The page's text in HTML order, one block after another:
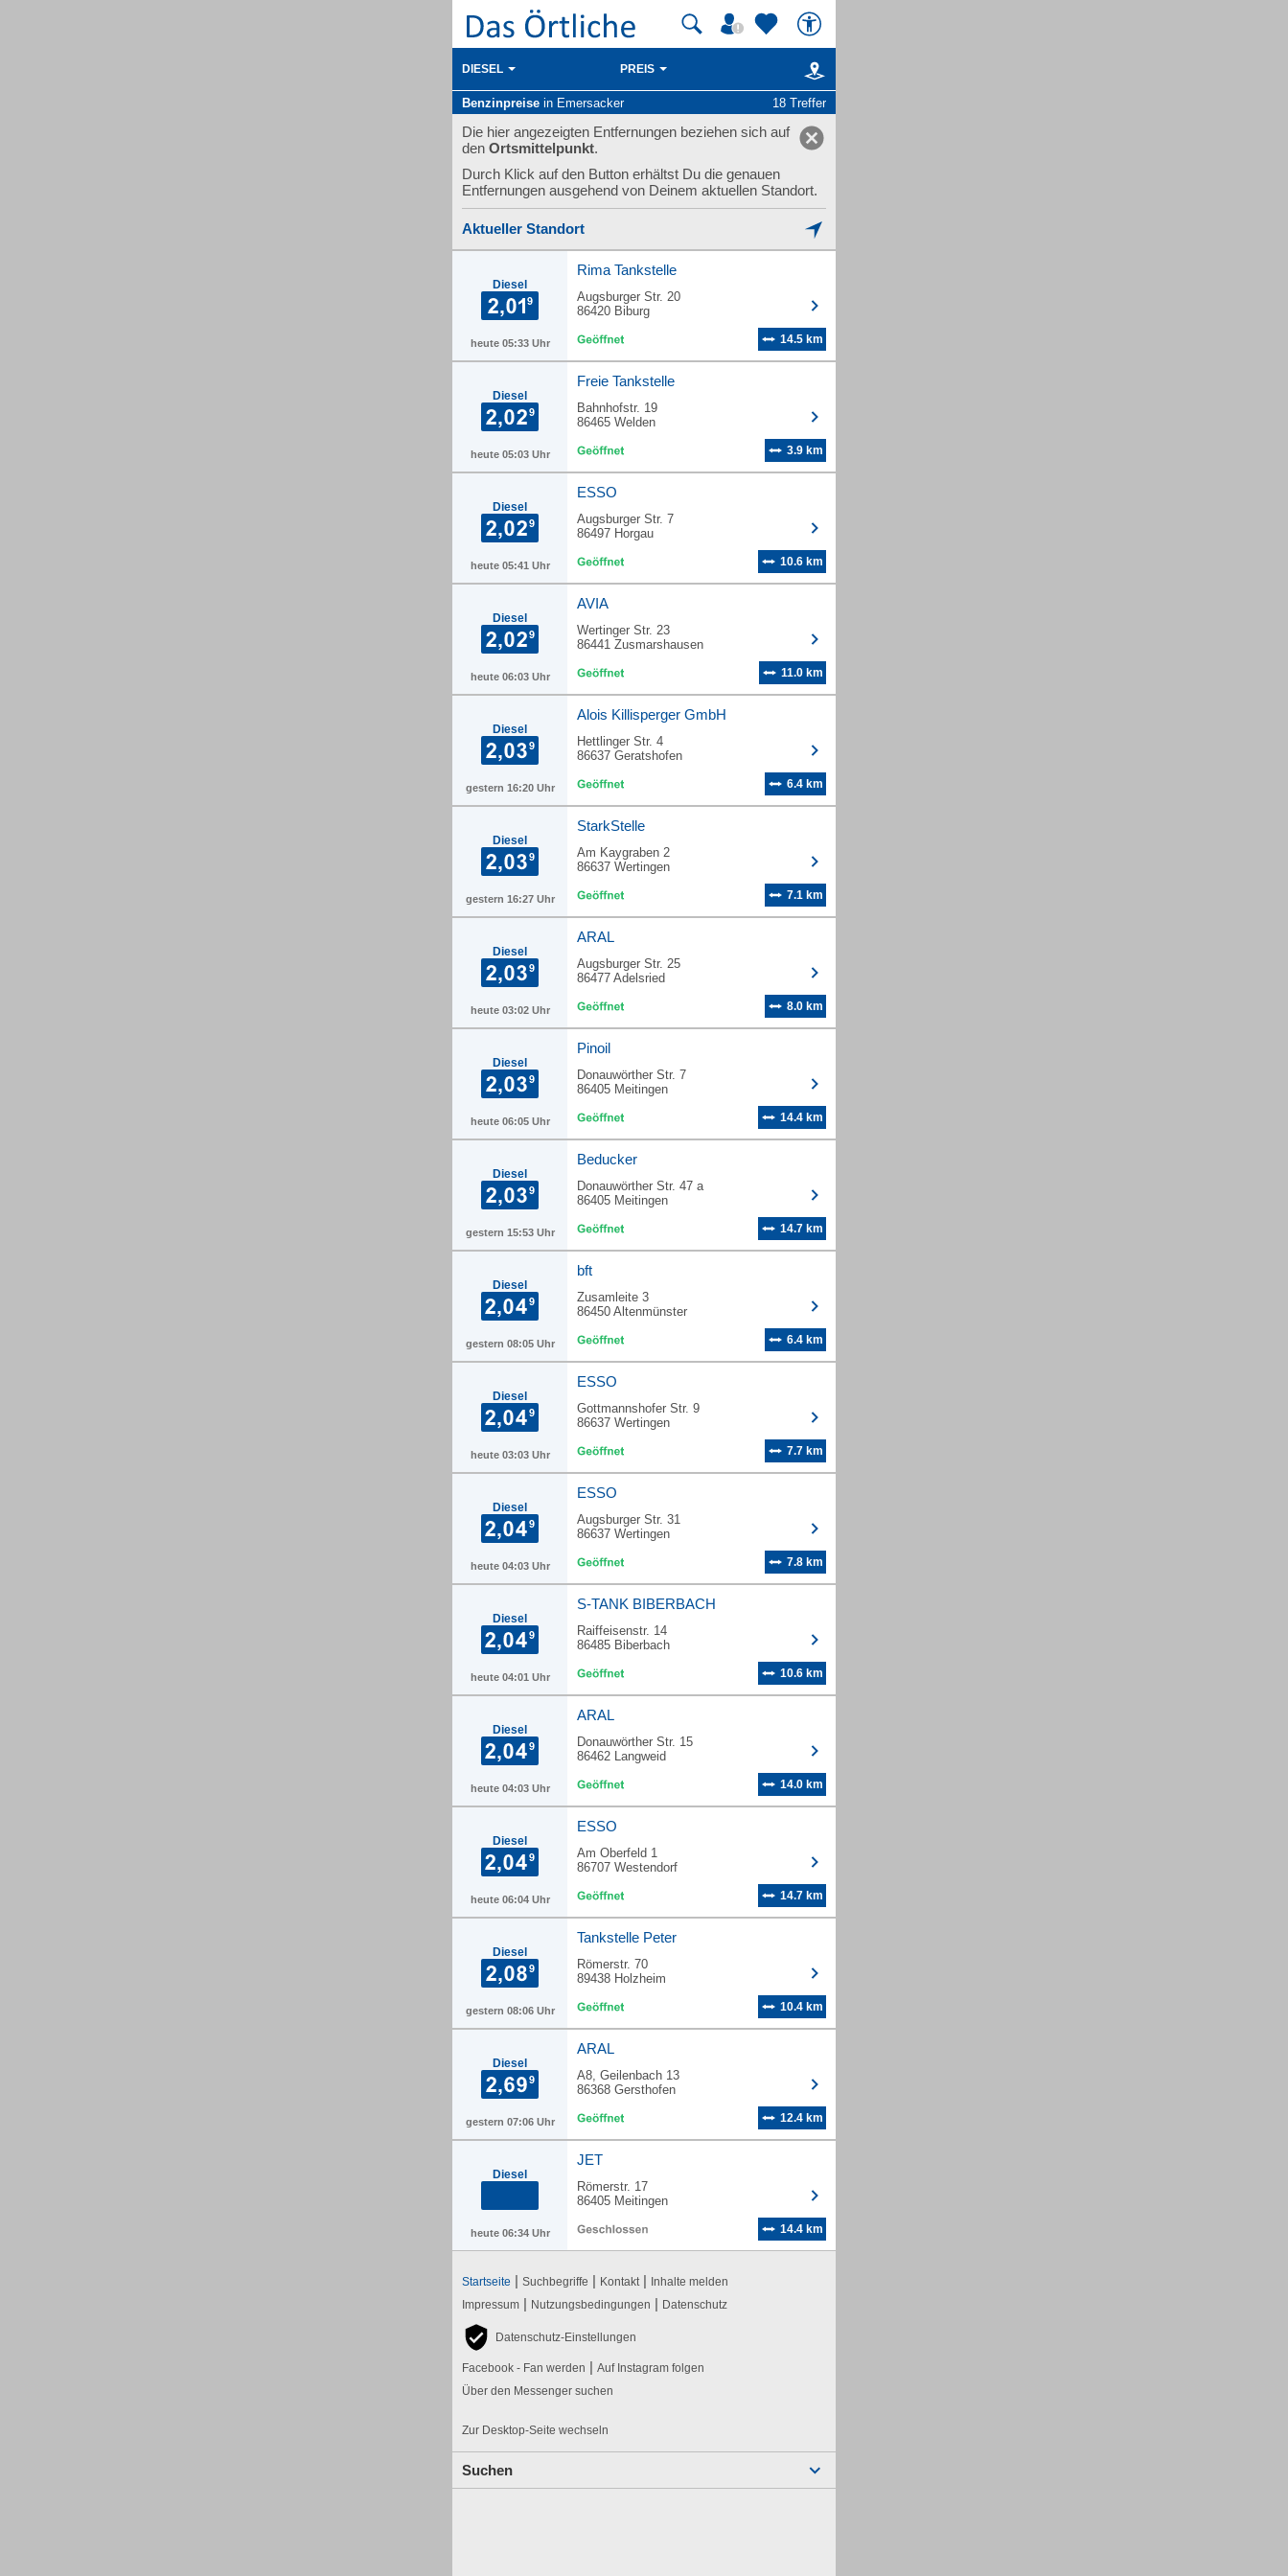
DIESEL PREIS
Benzinpreise in Emersacker 18 Treffer
Die hier angezeigten Entfernungen beziehen sich auf
den Ortsmittelpunkt.
Durch Klick auf den Button erhältst Du die genauen
Entfernungen ausgehend von Deinem aktuellen Standort.
Aktueller Standort
Diesel
heute 05:33 Uhr
Rima Tankstelle
Augsburger Str. 20
86420 Biburg
14.5 km
Diesel
heute 05:03 Uhr
Freie Tankstelle
Bahnhofstr. 19
86465 Welden
3.9 km
Diesel
heute 05:41 Uhr
ESSO
Augsburger Str. 7
86497 Horgau
10.6 km
Diesel
heute 06:03 Uhr
AVIA
Wertinger Str. 23
86441 Zusmarshausen
11.0 km
Diesel
gestern 16:20 Uhr
Alois Killisperger GmbH
Hettlinger Str. 4
86637 Geratshofen
6.4 km
Diesel
gestern 16:27 Uhr
StarkStelle
Am Kaygraben 2
86637 Wertingen
7.1 km
Diesel
heute 03:02 Uhr
ARAL
Augsburger Str. 25
86477 Adelsried
8.0 km
Diesel
heute 06:05 Uhr
Pinoil
Donauwörther Str. 7
86405 Meitingen
14.4 km
Diesel
gestern 15:53 Uhr
Beducker
Donauwörther Str. 47 a
86405 Meitingen
14.7 km
Diesel
gestern 08:05 Uhr
bft
Zusamleite 3
86450 Altenmünster
6.4 km
Diesel
heute 03:03 Uhr
ESSO
Gottmannshofer Str. 9
86637 Wertingen
7.7 km
Diesel
heute 04:03 Uhr
ESSO
Augsburger Str. 31
86637 Wertingen
7.8 km
Diesel
heute 04:01 Uhr
S-TANK BIBERBACH
Raiffeisenstr. 14
86485 Biberbach
10.6 km
Diesel
heute 04:03 Uhr
ARAL
Donauwörther Str. 15
86462 Langweid
14.0 km
Diesel
heute 06:04 Uhr
ESSO
Am Oberfeld 1
86707 Westendorf
14.7 km
Diesel
gestern 08:06 Uhr
Tankstelle Peter
Römerstr. 70
89438 Holzheim
10.4 km
Diesel
gestern 07:06 Uhr
ARAL
A8, Geilenbach 13
86368 Gersthofen
12.4 km
Diesel
heute 06:34 Uhr
JET
Römerstr. 17
86405 Meitingen
14.4 km
Startseite | Suchbegriffe | Kontakt | Inhalte melden
Impressum | Nutzungsbedingungen | Datenschutz
Datenschutz-Einstellungen
Facebook - Fan werden | Auf Instagram folgen
Über den Messenger suchen
Zur Desktop-Seite wechseln
Suchen